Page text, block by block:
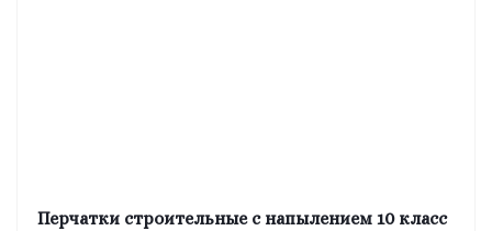
Перчатки строительные с напылением 10 класс